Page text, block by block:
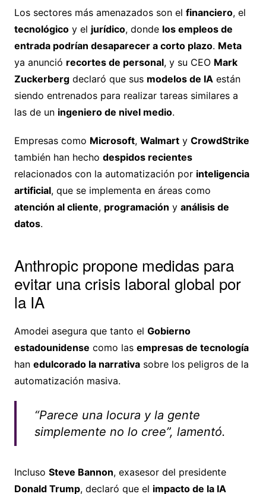
Los sectores más amenazados son el financiero, el
tecnológicoy el jurídico, donde los empleos de
entrada podrían desaparecer a corto plazo. Meta
ya anunció recortes de personal, y su CEO Mark
Zuckerbergdeclaró que sus modelos de IAestán
siendo entrenados para realizar tareas similares a
las de un ingeniero de nivel medio.
Empresas como Microsoft, Walmarty CrowdStrike
también han hecho despidos recientes
relacionados con la automatización por inteligencia
artificial, que se implementa en áreas como
atención al cliente, programación y análisis de
datos.
Anthropic propone medidas para
evitar una crisis laboral global por
la IA
Amodei asegura que tanto el Gobierno
estadounidense como las empresas de tecnología
han edulcorado la narrativasobre los peligros de la
automatización masiva.
“Parece una locura y la gente
simplemente no lo cree”, lamentó.
Incluso Steve Bannon, exasesor del presidente
Donald Trump, declaró que el impacto de la IA